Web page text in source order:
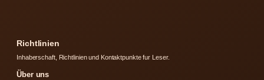
Richtlinien
Inhaberschaft, Richtlinien und Kontaktpunkte fur Leser.
Über uns